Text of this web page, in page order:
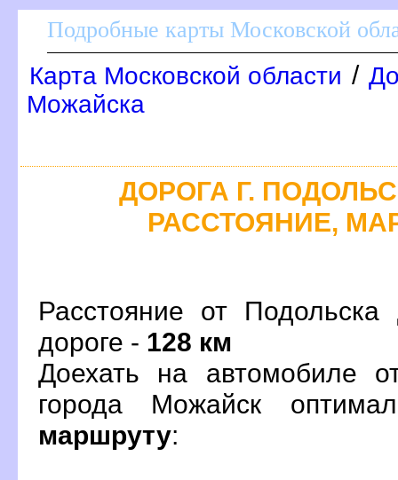
Подробные карты Московской
Карта Московской области /
Можайска
ДОРОГА Г.
РАССТОЯНИЕ,
Расстояние от
дороге - 128 км
Доехать на автомобиле
орода Можайск
маршруту: